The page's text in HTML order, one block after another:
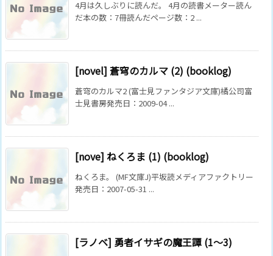
4月は久しぶりに読んだ。 4月の読書メーター読ん
だ本の数：7冊読んだページ数：2 ...
[novel] 蒼穹のカルマ (2) (booklog)
蒼穹のカルマ2 (富士見ファンタジア文庫)橘公司富
士見書房発売日：2009-04 ...
[nove] ねくろま (1) (booklog)
ねくろま。 (MF文庫J)平坂読メディアファクトリー
発売日：2007-05-31 ...
[ラノベ] 勇者イサギの魔王譚 (1〜3)